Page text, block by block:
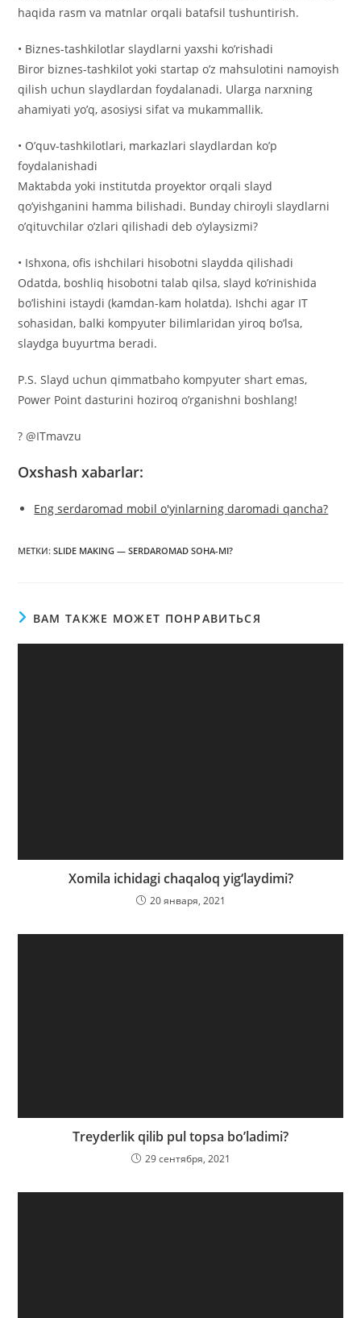
haqida rasm va matnlar orqali batafsil tushuntirish.
• Biznes-tashkilotlar slaydlarni yaxshi ko’rishadi
Biror biznes-tashkilot yoki startap o’z mahsulotini namoyish
qilish uchun slaydlardan foydalanadi. Ularga narxning
ahamiyati yo’q, asosiysi sifat va mukammallik.
• O’quv-tashkilotlari, markazlari slaydlardan ko’p
foydalanishadi
Maktabda yoki institutda proyektor orqali slayd
qo’yishganini hamma bilishadi. Bunday chiroyli slaydlarni
o’qituvchilar o’zlari qilishadi deb o’ylaysizmi?
• Ishxona, ofis ishchilari hisobotni slaydda qilishadi
Odatda, boshliq hisobotni talab qilsa, slayd ko’rinishida
bo’lishini istaydi (kamdan-kam holatda). Ishchi agar IT
sohasidan, balki kompyuter bilimlaridan yiroq bo’lsa,
slaydga buyurtma beradi.
P.S. Slayd uchun qimmatbaho kompyuter shart emas,
Power Point dasturini hoziroq o’rganishni boshlang!
? @ITmavzu
Oxshash xabarlar:
Eng serdaromad mobil o'yinlarning daromadi qancha?
МЕТКИ:SLIDE MAKING — SERDAROMAD SOHA-MI?
ВАМ ТАКЖЕ МОЖЕТ ПОНРАВИТЬСЯ
Xomila ichidagi chaqaloq yig‘laydimi?
20 января, 2021
Treyderlik qilib pul topsa bo’ladimi?
29 сентября, 2021